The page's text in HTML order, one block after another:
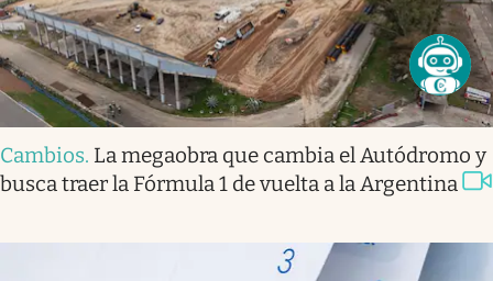
Cambios. La megaobra que cambia el Autódromo y
busca traer la Fórmula 1 de vuelta a la Argentina